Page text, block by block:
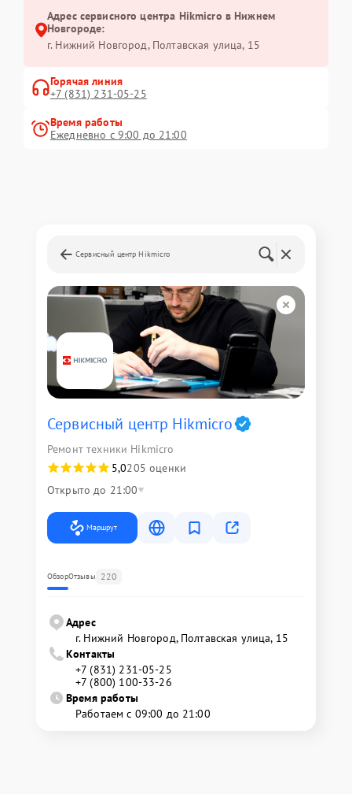
Адрес сервисного центра Hikmicro в Нижнем
Новгороде:
г. Нижний Новгород, Полтавская улица, 15
Горячая линия
+7 (831) 231-05-25
Время работы
Ежедневно с 9:00 до 21:00
Сервисный центр Hikmicro
Сервисный центр Hikmicro
Ремонт техники Hikmicro
5,0205 оценки
Открыто до 21:00
Маршрут
ОбзорОтзывы 220
Адрес
г. Нижний Новгород, Полтавская улица, 15
Контакты
+7 (831) 231-05-25
+7 (800) 100-33-26
Время работы
Работаем с 09:00 до 21:00